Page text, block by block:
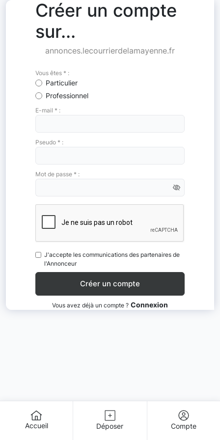
Créer un compte
sur...
annonces.lecourrierdelamayenne.fr
Vous êtes * :
Particulier
Professionnel
E-mail * :
Pseudo * :
Mot de passe * :
J'accepte les communications des partenaires de
l'Annonceur
Vous avez déjà un compte ? Connexion
Accueil Déposer Compte